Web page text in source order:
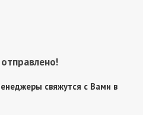
свяжутся с Вами в